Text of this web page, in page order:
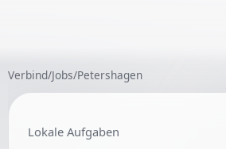
Verbind/Jobs/Petershagen
Lokale Aufgaben